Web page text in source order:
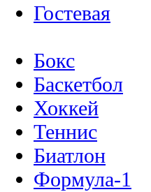
Гостевая
Бокс
Баскетбол
Хоккей
Теннис
Биатлон
Формула-1